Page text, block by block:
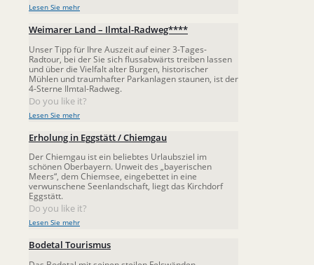
Lesen Sie mehr
Weimarer Land – Ilmtal-Radweg****
Unser Tipp für Ihre Auszeit auf einer 3-Tages-
Radtour, bei der Sie sich flussabwärts treiben lassen
und über die Vielfalt alter Burgen, historischer
Mühlen und traumhafter Parkanlagen staunen, ist der
4-Sterne Ilmtal-Radweg.
Do you like it?
Lesen Sie mehr
Erholung in Eggstätt / Chiemgau
Der Chiemgau ist ein beliebtes Urlaubsziel im
schönen Oberbayern. Unweit des „bayerischen
Meers“, dem Chiemsee, eingebettet in eine
verwunschene Seenlandschaft, liegt das Kirchdorf
Eggstätt.
Do you like it?
Lesen Sie mehr
Bodetal Tourismus